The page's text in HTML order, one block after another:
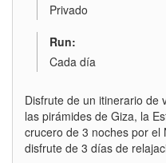
Privado
Run:
Cada día
Disfrute de un itinerario de
las pirámides de Giza, la
crucero de 3 noches por el
disfrute de 3 días de